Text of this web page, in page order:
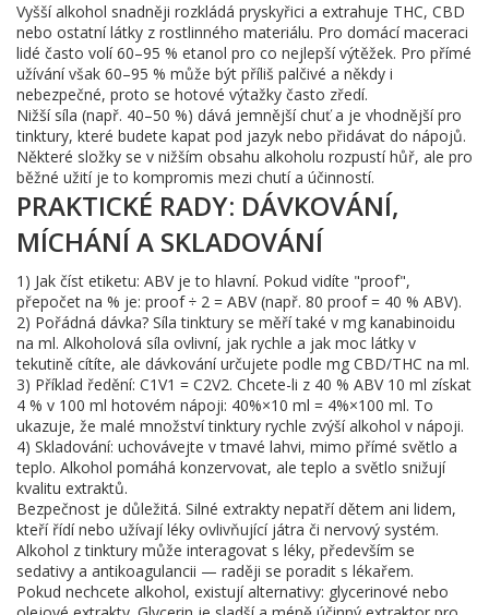
Vyšší alkohol snadněji rozkládá pryskyřici a extrahuje THC, CBD
nebo ostatní látky z rostlinného materiálu. Pro domácí maceraci
lidé často volí 60–95 % etanol pro co nejlepší výtěžek. Pro přímé
užívání však 60–95 % může být příliš palčivé a někdy i
nebezpečné, proto se hotové výtažky často zředí.
Nižší síla (např. 40–50 %) dává jemnější chuť a je vhodnější pro
tinktury, které budete kapat pod jazyk nebo přidávat do nápojů.
Některé složky se v nižším obsahu alkoholu rozpustí hůř, ale pro
běžné užití je to kompromis mezi chutí a účinností.
PRAKTICKÉ RADY: DÁVKOVÁNÍ,
MÍCHÁNÍ A SKLADOVÁNÍ
1) Jak číst etiketu: ABV je to hlavní. Pokud vidíte "proof",
přepočet na % je: proof ÷ 2 = ABV (např. 80 proof = 40 % ABV).
2) Pořádná dávka? Síla tinktury se měří také v mg kanabinoidu
na ml. Alkoholová síla ovlivní, jak rychle a jak moc látky v
tekutině cítíte, ale dávkování určujete podle mg CBD/THC na ml.
3) Příklad ředění: C1V1 = C2V2. Chcete-li z 40 % ABV 10 ml získat
4 % v 100 ml hotovém nápoji: 40%×10 ml = 4%×100 ml. To
ukazuje, že malé množství tinktury rychle zvýší alkohol v nápoji.
4) Skladování: uchovávejte v tmavé lahvi, mimo přímé světlo a
teplo. Alkohol pomáhá konzervovat, ale teplo a světlo snižují
kvalitu extraktů.
Bezpečnost je důležitá. Silné extrakty nepatří dětem ani lidem,
kteří řídí nebo užívají léky ovlivňující játra či nervový systém.
Alkohol z tinktury může interagovat s léky, především se
sedativy a antikoagulancii — raději se poradit s lékařem.
Pokud nechcete alkohol, existují alternativy: glycerinové nebo